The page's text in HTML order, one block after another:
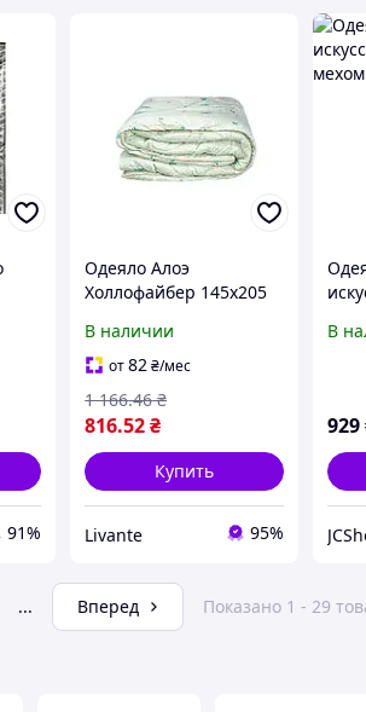
91%
Одеяло Алоэ
Холлофайбер 145х205
В наличии
от82₴/мес
816.52₴
1 166.46 ₴
Купить
Livante 95%
В
929
... Вперед Показано 1 - 29